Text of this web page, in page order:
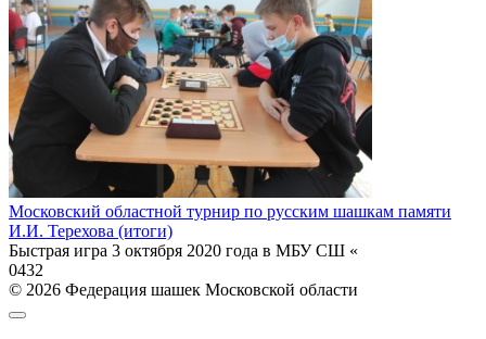
Московский областной турнир по русским шашкам памяти
И.И. Терехова (итоги)
Быстрая игра 3 октября 2020 года в МБУ СШ «
0432
© 2026 Федерация шашек Московской области